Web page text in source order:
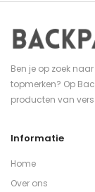
Ben je op zoek
topmerken? Op
producten van
Informatie
Home
Over ons